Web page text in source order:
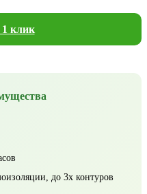
клик
до 3х контуров